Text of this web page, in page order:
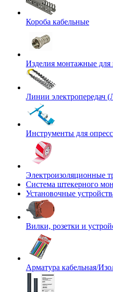
Короба кабельные
Изделия монтажные
Линии электропередач
Инструменты для
Электроизоляционные
Система штекерного
Установочные
Вилки, розетки и
Арматура кабельная/